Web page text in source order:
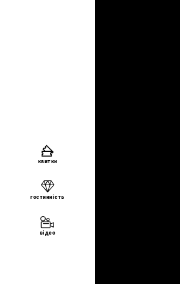
квитки
гостинність
відео